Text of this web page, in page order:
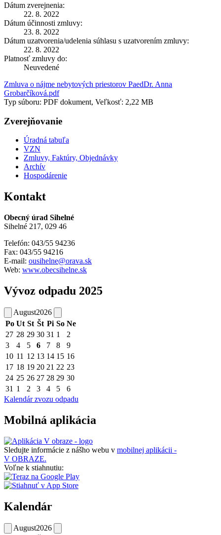
Dátum zverejnenia:
22. 8. 2022
Dátum účinnosti zmluvy:
23. 8. 2022
Dátum uzatvorenia/udelenia súhlasu s uzatvorením zmluvy:
22. 8. 2022
Platnosť zmluvy do:
Neuvedené
Zmluva o nájme nebytových priestorov PaedDr. Anna
Grobarčíková.pdf
Typ súboru: PDF dokument, Veľkosť: 2,22 MB
Zverejňovanie
Úradná tabuľa
VZN
Zmluvy, Faktúry, Objednávky
Archív
Hospodárenie
Kontakt
Obecný úrad Sihelné
Sihelné 217, 029 46
Telefón: 043/55 94236
Fax: 043/55 94216
E-mail: ousihelne@orava.sk
Web: www.obecsihelne.sk
Vývoz odpadu 2025
August2026
Po Ut St Št Pi So Ne
27 28 29 30 31 1
2
3
4 5 6 7 8
9
10 11 12 13 14 15 16
17 18 19 20 21 22 23
24 25 26 27 28 29 30
31 1 2 3 4 5
6
Kalendár zvozu odpadu
Mobilná aplikácia
Sledujte informácie z nášho webu v mobilnej aplikácii -
V OBRAZE.
Voľne k stiahnutiu:
Kalendár
August2026